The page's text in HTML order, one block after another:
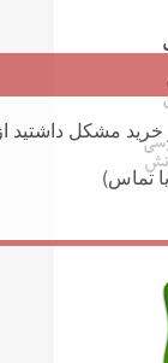
مشکل داشتید